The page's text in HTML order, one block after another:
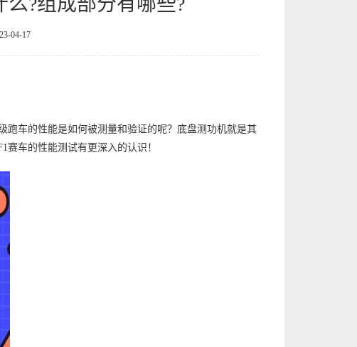
04-17
跑车的性能是如何被测量和验证的呢？底盘测功机就是其
车的性能测试有更深入的认识！